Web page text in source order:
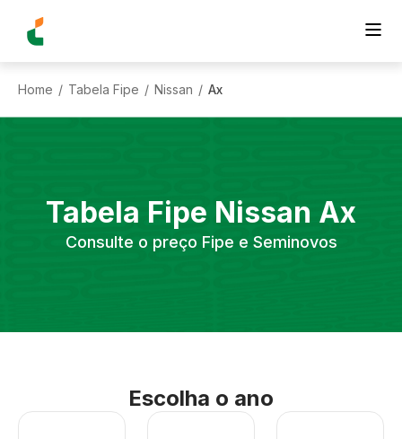
Home / Tabela Fipe / Nissan / Ax
Tabela Fipe Nissan Ax
Consulte o preço Fipe e Seminovos
Escolha o ano